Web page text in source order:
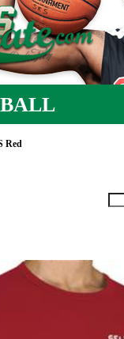
Red